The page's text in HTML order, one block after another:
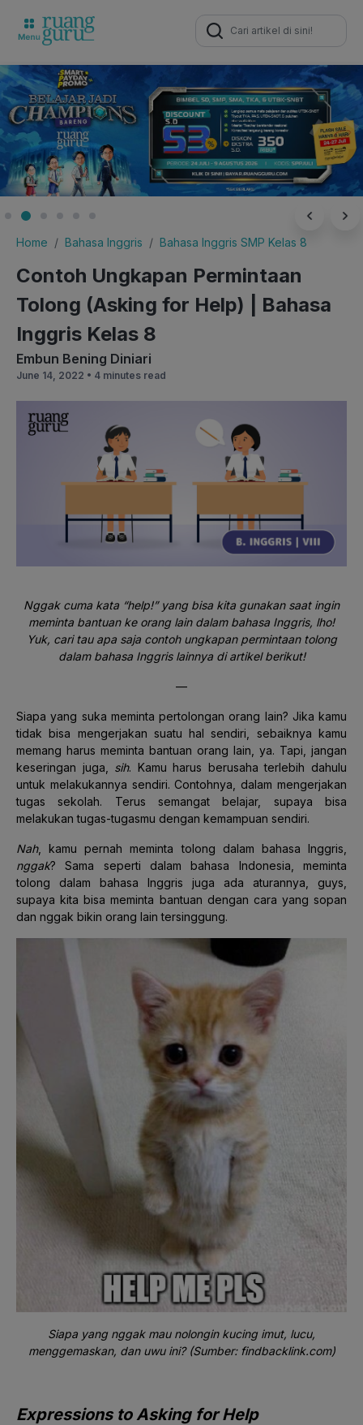
Search
for:
Home Bahasa Inggris Bahasa Inggris SMP Kelas 8
Contoh Ungkapan Permintaan
Tolong (Asking for Help) | Bahasa
Inggris Kelas 8
Embun Bening Diniari
June 14, 2022 • 4 minutes read
Nggak cuma kata “help!” yang bisa kita gunakan saat ingin
meminta bantuan ke orang lain dalam bahasa Inggris, lho!
Yuk, cari tau apa saja contoh ungkapan permintaan tolong
dalam bahasa Inggris lainnya di artikel berikut!
—
Siapa yang suka meminta pertolongan orang lain? Jika kamu
tidak bisa mengerjakan suatu hal sendiri, sebaiknya kamu
memang harus meminta bantuan orang lain, ya. Tapi, jangan
keseringan juga, sih. Kamu harus berusaha terlebih dahulu
untuk melakukannya sendiri. Contohnya, dalam mengerjakan
tugas sekolah. Terus semangat belajar, supaya bisa
melakukan tugas-tugasmu dengan kemampuan sendiri.
Nah, kamu pernah meminta tolong dalam bahasa Inggris,
nggak? Sama seperti dalam bahasa Indonesia, meminta
tolong dalam bahasa Inggris juga ada aturannya, guys,
supaya kita bisa meminta bantuan dengan cara yang sopan
dan nggak bikin orang lain tersinggung.
Siapa yang nggak mau nolongin kucing imut, lucu,
menggemaskan, dan uwu ini? (Sumber: findbacklink.com)
Expressions to Asking for Help